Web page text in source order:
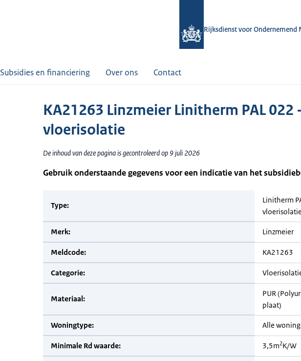
Rijksdienst voor Ondernemend
Subsidies en financiering Over ons Contact
KA21263 Linzmeier Linitherm PAL 022
vloerisolatie
De inhoud van deze pagina is gecontroleerd op 9 juli 2026
Gebruik onderstaande gegevens voor een indicatie van het
Type:
Linitherm
Merk: Linzmeier
Meldcode: KA21263
Categorie:
Materiaal:
PUR
plaat)
Woningtype: Alle
Minimale Rd waarde: 3,5m2K/W